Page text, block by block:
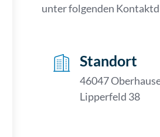
unter folgenden
Standort
46047
Lipperfeld 38